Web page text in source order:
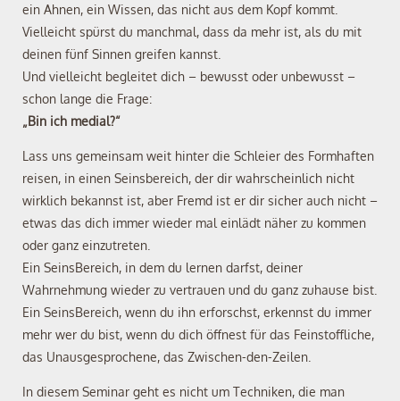
ein Ahnen, ein Wissen, das nicht aus dem Kopf kommt.
Vielleicht spürst du manchmal, dass da mehr ist, als du mit
deinen fünf Sinnen greifen kannst.
Und vielleicht begleitet dich – bewusst oder unbewusst –
schon lange die Frage:
„Bin ich medial?“
Lass uns gemeinsam weit hinter die Schleier des Formhaften
reisen, in einen Seinsbereich, der dir wahrscheinlich nicht
wirklich bekannst ist, aber Fremd ist er dir sicher auch nicht –
etwas das dich immer wieder mal einlädt näher zu kommen
oder ganz einzutreten.
Ein SeinsBereich, in dem du lernen darfst, deiner
Wahrnehmung wieder zu vertrauen und du ganz zuhause bist.
Ein SeinsBereich, wenn du ihn erforschst, erkennst du immer
mehr wer du bist, wenn du dich öffnest für das Feinstoffliche,
das Unausgesprochene, das Zwischen-den-Zeilen.
In diesem Seminar geht es nicht um Techniken, die man